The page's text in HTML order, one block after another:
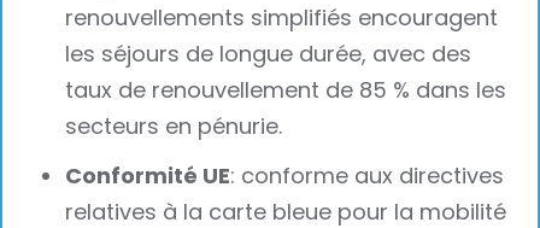
renouvellements simplifiés encouragent
les séjours de longue durée, avec des
taux de renouvellement de 85 % dans les
secteurs en pénurie.
Conformité UE: conforme aux directives
relatives à la carte bleue pour la mobilité